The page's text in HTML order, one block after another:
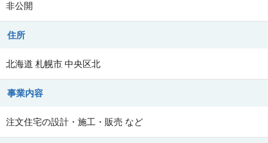
非公開
住所
北海道 札幌市 中央区北
事業内容
注文住宅の設計・施工・販売 など